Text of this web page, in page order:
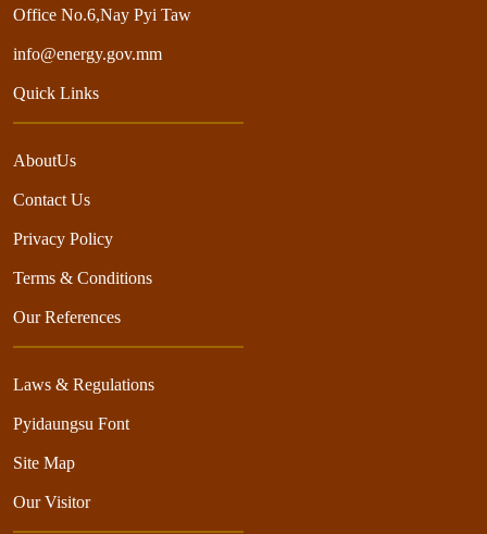
Office No.6,Nay Pyi Taw
info@energy.gov.mm
Quick Links
AboutUs
Contact Us
Privacy Policy
Terms & Conditions
Our References
Laws & Regulations
Pyidaungsu Font
Site Map
Our Visitor